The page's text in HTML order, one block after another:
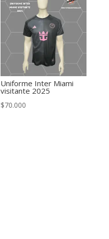
Uniforme Inter Miami
visitante 2025
$70.000